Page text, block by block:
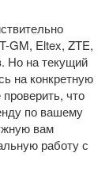
GM, Eltex, ZTE,
Но на текущий
на конкретную
что
по вашему
вам
работу с